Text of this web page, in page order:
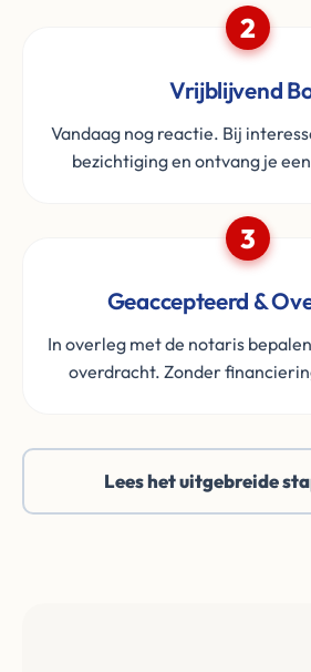
2
Vrijblijvend
Vandaag nog reactie. Bij
bezichtiging en ontvang je
3
Geaccepteerd &
In overleg met de notaris
overdracht. Zonder
Lees het uitgebreide